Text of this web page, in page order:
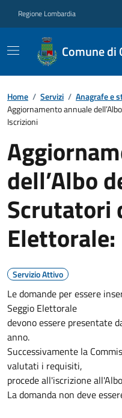
Regione Lombardia
Comune di
Home / Servizi / Anagrafe e
Aggiornamento annuale
Iscrizioni
dell’Albo
Scrutatori
Servizio Attivo
Le domande per essere
Seggio Elettorale
devono essere presentate
anno.
Successivamente la
valutati i requisiti,
procede all'iscrizione
La domanda non deve